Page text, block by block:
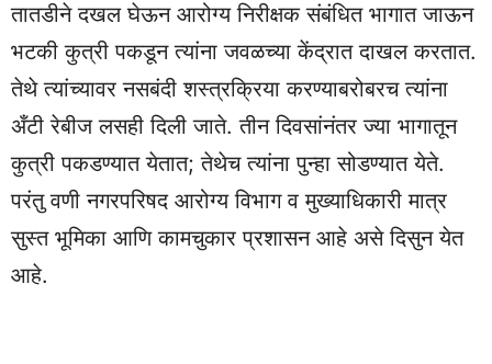
तातडीने दखल घेऊन आरोग्य निरीक्षक संबंधित भागात जाऊन
भटकी कुत्री पकडून त्यांना जवळच्या केंद्रात दाखल करतात.
तेथे त्यांच्यावर नसबंदी शस्त्रक्रिया करण्याबरोबरच त्यांना
अँटी रेबीज लसही दिली जाते. तीन दिवसांनंतर ज्या भागातून
कुत्री पकडण्यात येतात; तेथेच त्यांना पुन्हा सोडण्यात येते.
परंतु वणी नगरपरिषद आरोग्य विभाग व मुख्याधिकारी मात्र
सुस्त भूमिका आणि कामचुकार प्रशासन आहे असे दिसुन येत
आहे.